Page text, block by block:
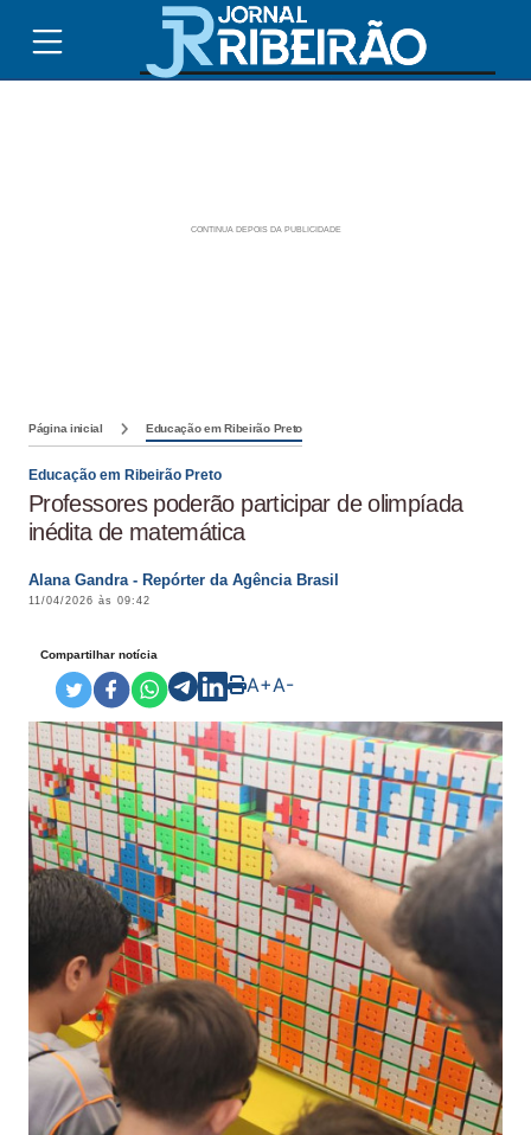
Página inicial Educação em Ribeirão Preto
Educação em Ribeirão Preto
Professores poderão participar de olimpíada
inédita de matemática
Alana Gandra - Repórter da Agência Brasil
11/04/2026 às 09:42
Compartilhar notícia
A+A-